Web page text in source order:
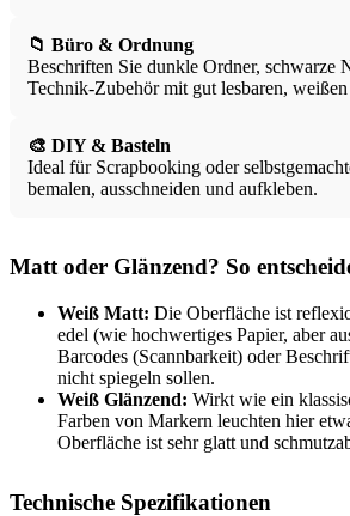
📁 Büro & Ordnung
Beschriften Sie dunkle Ordner, schwarze
Technik-Zubehör mit gut lesbaren,
🎨 DIY & Basteln
Ideal für Scrapbooking oder
bemalen, ausschneiden und aufkleben.
Matt oder Glänzend? So
Weiß Matt: Die Oberfläche ist
edel (wie hochwertiges Papier, aber
Barcodes (Scannbarkeit) oder
nicht spiegeln sollen.
Weiß Glänzend: Wirkt wie ein
Farben von Markern leuchten hier
Oberfläche ist sehr glatt und
Technische Spezifikationen